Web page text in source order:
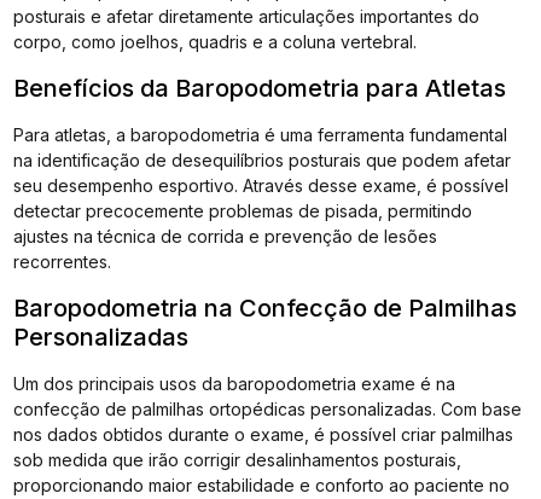
posturais e afetar diretamente articulações importantes do
corpo, como joelhos, quadris e a coluna vertebral.
Benefícios da Baropodometria para Atletas
Para atletas, a baropodometria é uma ferramenta fundamental
na identificação de desequilíbrios posturais que podem afetar
seu desempenho esportivo. Através desse exame, é possível
detectar precocemente problemas de pisada, permitindo
ajustes na técnica de corrida e prevenção de lesões
recorrentes.
Baropodometria na Confecção de Palmilhas
Personalizadas
Um dos principais usos da baropodometria exame é na
confecção de palmilhas ortopédicas personalizadas. Com base
nos dados obtidos durante o exame, é possível criar palmilhas
sob medida que irão corrigir desalinhamentos posturais,
proporcionando maior estabilidade e conforto ao paciente no